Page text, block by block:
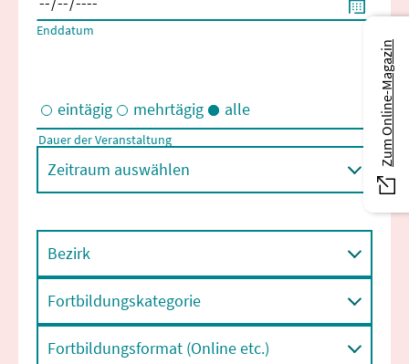
Enddatum
Eintägige und/oder mehrtägige Veranstaltungen
eintägig mehrtägig alle
Dauer der Veranstaltung
Zeitraum auswählen
Bezirk
Fortbildungskategorie
Fortbildungsformat (Online etc.)
Zum Online-Magazin